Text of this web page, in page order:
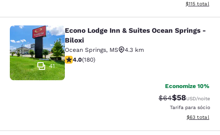
Exibir
$115 total
Econo Lodge Inn & Suites Ocean
41
Econo Lodge Inn & Suites Ocean Springs -
Biloxi
Ocean Springs, MS
4.3 km
classificação 4.03 estrelas. Muito bom. 180 avaliações
4.0(180)
Economize 10%
Tarifa anterior
$64Tarifa com
$58USD/noite
Tarifa para sócio
Exibir
$63 total